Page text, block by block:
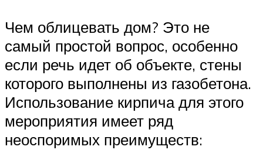
Чем облицевать дом? Это не
самый простой вопрос, особенно
если речь идет об объекте, стены
которого выполнены из газобетона.
Использование кирпича для этого
мероприятия имеет ряд
неоспоримых преимуществ: